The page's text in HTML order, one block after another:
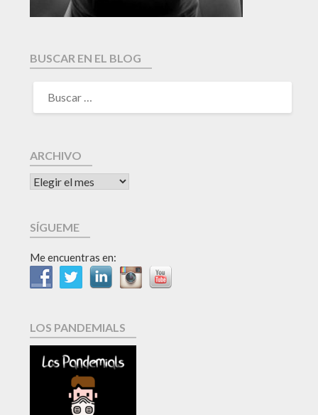
BUSCAR EN EL BLOG
ARCHIVO
SÍGUEME
Me encuentras en:
LOS PANDEMIALS